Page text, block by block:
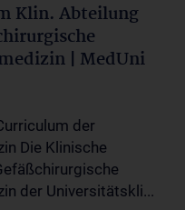
Klin. Abteilung
| MedUni
der
Die Klinische
der Universitätskli...